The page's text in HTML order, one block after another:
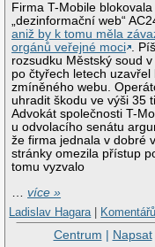
Firma T-Mobile blokovala
„dezinformační web“
aniž by k tomu měla
orgánů veřejné moci .
rozsudku Městský soud
po čtyřech letech uzavřel
zmíněného webu.
uhradit škodu ve výši 35
Advokát společnosti T-
u odvolacího senátu
že firma jednala v dobré
stránky omezila přístup
tomu vyzvalo
…více »
Ladislav Hagara |
Centrum | Napsat